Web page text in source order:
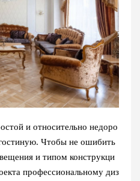
и относительно недоро
Чтобы не ошибить
и типом конструкци
профессиональному диз